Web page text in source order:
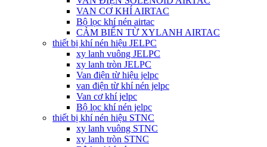
VAN CƠ KHÍ AIRTAC
Bộ lọc khí nén airtac
CẢM BIẾN TỪ XYLANH AIRTAC
thiết bị khí nén hiệu JELPC
xy lanh vuông JELPC
xy lanh tròn JELPC
Van điện từ hiệu jelpc
van điện từ khí nén jelpc
Van cơ khí jelpc
Bộ lọc khí nén jelpc
thiết bị khí nén hiệu STNC
xy lanh vuông STNC
xy lanh tròn STNC